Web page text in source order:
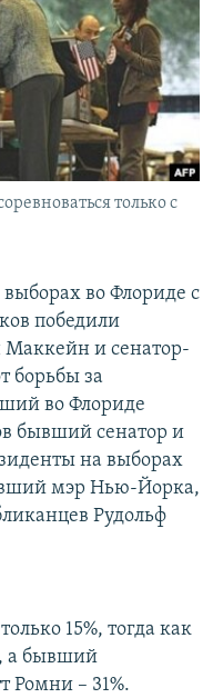
только с
во Флориде с
победили
Маккейн и сенатор-
борьбы за
во Флориде
бывший сенатор и
на выборах
мэр Нью-Йорка,
Рудольф
15%, тогда как
а бывший
Ромни – 31%.